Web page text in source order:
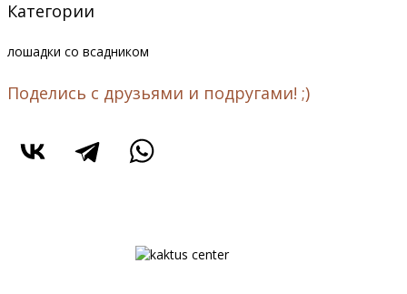
Категории
лошадки со всадником
Поделись с друзьями и подругами! ;)